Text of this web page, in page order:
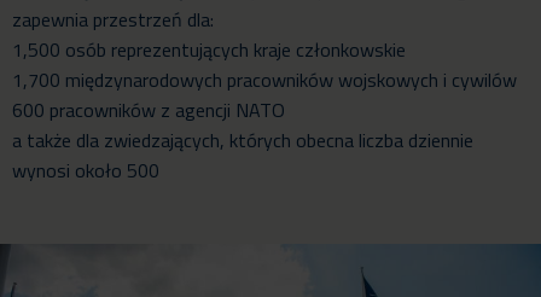
zapewnia przestrzeń dla:
1,500 osób reprezentujących kraje członkowskie
1,700 międzynarodowych pracowników wojskowych i cywilów
600 pracowników z agencji NATO
a także dla zwiedzających, których obecna liczba dziennie
wynosi około 500